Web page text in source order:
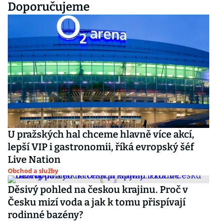
Doporučujeme
U pražských hal chceme hlavně více akcí,
lepší VIP i gastronomii, říká evropský šéf
Live Nation
Obchod a služby
Děsivý pohled na českou krajinu. Proč v
Česku mizí voda a jak k tomu přispívají
rodinné bazény?